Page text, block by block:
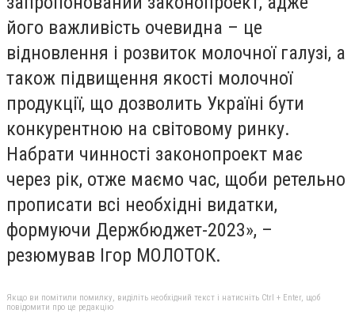
його важливість очевидна – це
відновлення і розвиток молочної галузі, а
також підвищення якості молочної
продукції, що дозволить Україні бути
конкурентною на світовому ринку.
Набрати чинності законопроект має
через рік, отже маємо час, щоби ретельно
прописати всі необхідні видатки,
формуючи Держбюджет-2023», –
резюмував Ігор МОЛОТОК.
Якщо ви помітили помилку, виділіть необхідний текст і натисніть Ctrl + Enter, щоб
повідомити про це редакцію